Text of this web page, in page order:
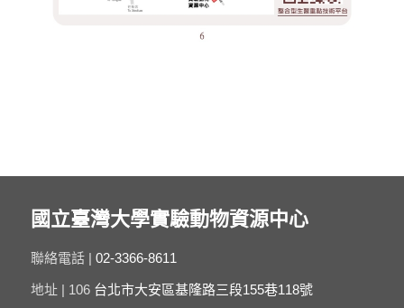
國立臺灣大學實驗動物資源中心
聯絡電話 | 02-3366-8611
地址 | 106 台北市大安區基隆路三段155巷118號